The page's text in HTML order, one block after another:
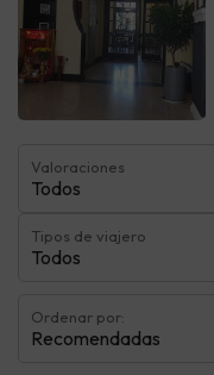
Valoraciones
Todos
Tipos de viajero
Todos
Ordenar por:
Recomendadas